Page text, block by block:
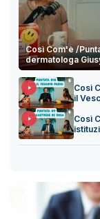
Così Com'è /
dermatologa
Così
il
Così